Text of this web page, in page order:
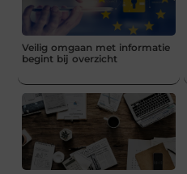
Veilig omgaan met informatie
begint bij overzicht